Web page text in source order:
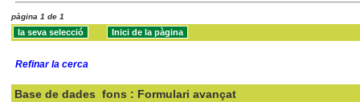
pàgina 1 de 1
Refinar la cerca
Base de dades fons : Formulari avançat